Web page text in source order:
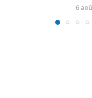
6